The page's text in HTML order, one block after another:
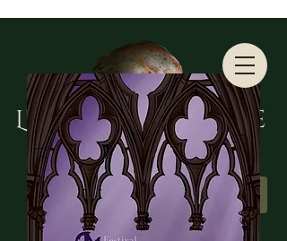
Lumos Oracle